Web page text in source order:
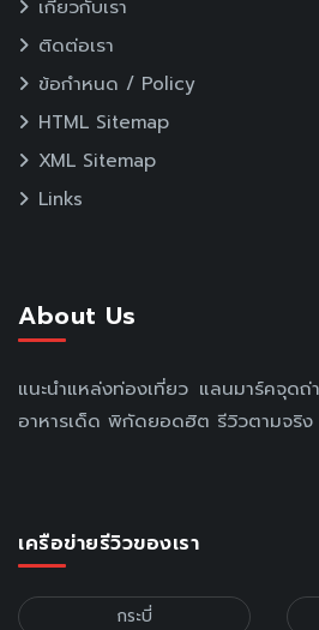
เกี่ยวกับเรา
ติดต่อเรา
ข้อกำหนด / Policy
HTML Sitemap
XML Sitemap
Links
About Us
แนะนำแหล่งท่องเที่ยว แลนมาร์คจุด
อาหารเด็ด พิกัดยอดฮิต รีวิวตามจริ
เครือข่ายรีวิวของเรา
กระบี่